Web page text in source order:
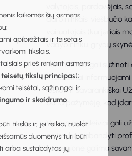
laikomės šių asmens
apibrėžtais ir teisėtais
tikslais,
prieš renkant asmens
tikslų principas);
teisėtai, sąžiningai ir
ir skaidrumo
tikslūs ir, jei reikia, nuolat
duomenys turi būti
arba sustabdytas jų
valytojais, pardavėjais,
darbininkais, viešbučio
vairuotojais (kurjeriais
vadybininku, grybų
Kur mokiniai gali
moksleiviai
ieškoti ir savarankiškai
būna pažymėję, kad
Vasarą moksleiviai gali
galimybę pabandyti
kur regione galima